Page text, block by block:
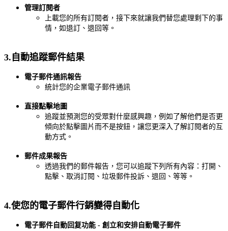
管理訂閱者
上載您的所有訂閱者，接下來就讓我們替您處理剩下的事
情，如退訂、退回等。
3.自動追蹤郵件結果
電子郵件通訊報告
統計您的企業電子郵件通訊
直接點擊地圖
追蹤並預測您的受眾對什麼感興趣，例如了解他們是否更
傾向於點擊圖片而不是按鈕，讓您更深入了解訂閱者的互
動方式。
郵件成果報告
透過我們的郵件報告，您可以追蹤下列所有內容：打開、
點擊、取消訂閱、垃圾郵件投訴、退回、等等。
4.使您的電子郵件行銷變得自動化
電子郵件自動回复功能 - 創立和安排自動電子郵件